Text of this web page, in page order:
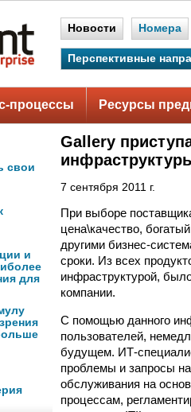
Новости Номера
Перспективные
процессы Ресурсы
свои
и
для
Gallery
7 сентября 2011 г.
При выборе
цена\качество,
другими бизнес-
сроки. Из всех
инфраструктурой,
компании.
С помощью данного
пользователей,
будущем. ИТ-
проблемы и запросы
обслуживания на
процессам,